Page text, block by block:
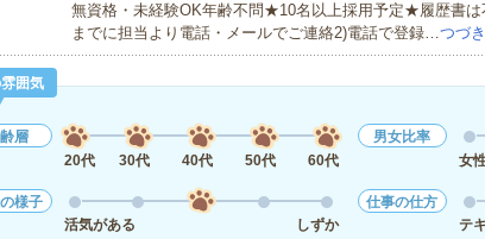
無資格・未経験OK年齢不問★10名以上採用予定★履歴書
までに担当より電話・メールでご連絡2)電話で登録…つづ
囲気
層
20代
30代 40代 50代 60代
男女比率
女
様子
活気がある
しずか
仕事の仕方
テ